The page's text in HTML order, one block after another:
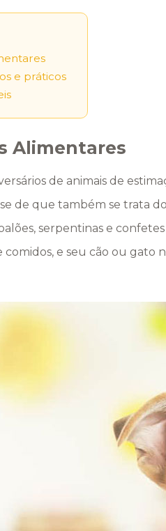
e práticos
Alimentares
de animais de
de que também se trata
serpentinas e
comidos, e seu cão ou